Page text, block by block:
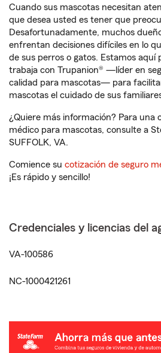
Cuando sus mascotas necesitan
que desea usted es tener que
Desafortunadamente, muchos
enfrentan decisiones difíciles en lo
de sus perros o gatos. Estamos aquí
trabaja con Trupanion® —líder en
calidad para mascotas— para
mascotas el cuidado de sus
¿Quiere más información? Para una
médico para mascotas, consulte a
SUFFOLK, VA.
Comience su cotización de seguro
¡Es rápido y sencillo!
Credenciales y licencias del
VA-100586
NC-1000421261